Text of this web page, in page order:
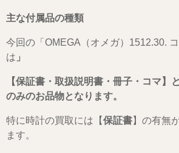
主な付属品の種類
今回の「OMEGA（オメガ）1512.30.
は 」
【保証書・取扱説明書・冊子・コマ】
のみのお品物となります。
特に時計の買取には【保証書】の有無
ます。